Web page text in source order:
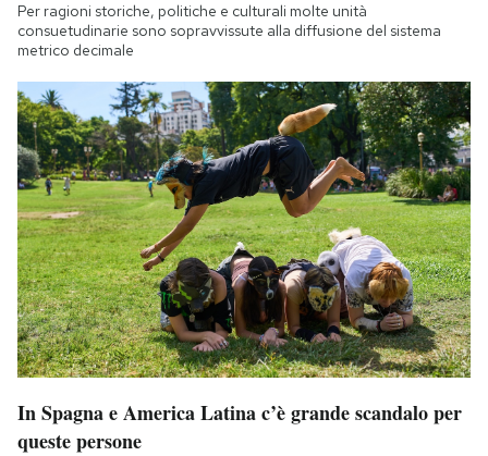
Per ragioni storiche, politiche e culturali molte unità
consuetudinarie sono sopravvissute alla diffusione del sistema
metrico decimale
In Spagna e America Latina c’è grande scandalo per
queste persone